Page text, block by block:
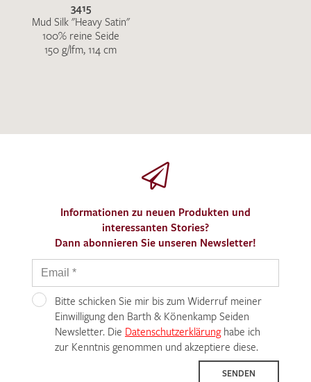
3415
Mud Silk "Heavy Satin"
100% reine Seide
150 g/lfm, 114 cm
Informationen zu neuen Produkten und
interessanten Stories?
Dann abonnieren Sie unseren Newsletter!
Bitte schicken Sie mir bis zum Widerruf meiner
Einwilligung den Barth & Könenkamp Seiden
Newsletter. Die Datenschutzerklärunghabe ich
zur Kenntnis genommen und akzeptiere diese.
SENDEN